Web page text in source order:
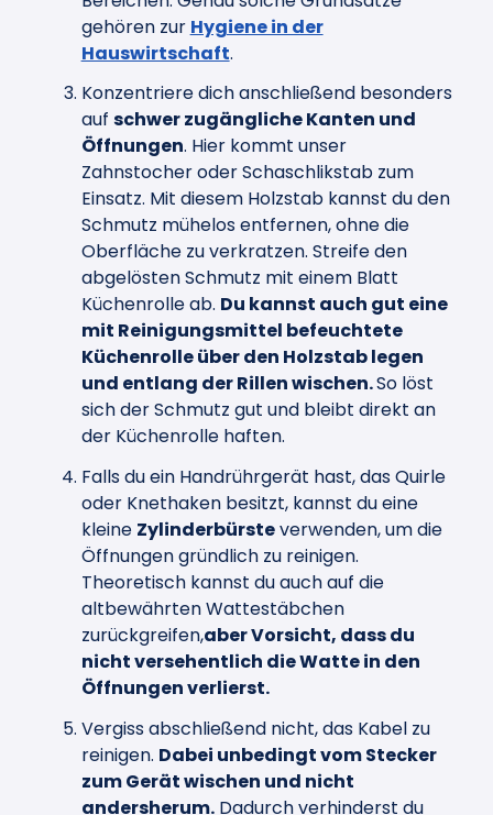
gehören zur Hygiene in der
Hauswirtschaft.
Konzentriere dich anschließend besonders
auf schwer zugängliche Kanten und
Öffnungen. Hier kommt unser
Zahnstocher oder Schaschlikstab zum
Einsatz. Mit diesem Holzstab kannst du den
Schmutz mühelos entfernen, ohne die
Oberfläche zu verkratzen. Streife den
abgelösten Schmutz mit einem Blatt
Küchenrolle ab. Du kannst auch gut eine
mit Reinigungsmittel befeuchtete
Küchenrolle über den Holzstab legen
und entlang der Rillen wischen.So löst
sich der Schmutz gut und bleibt direkt an
der Küchenrolle haften.
Falls du ein Handrührgerät hast, das Quirle
oder Knethaken besitzt, kannst du eine
kleine Zylinderbürsteverwenden, um die
Öffnungen gründlich zu reinigen.
Theoretisch kannst du auch auf die
altbewährten Wattestäbchen
zurückgreifen,aber Vorsicht, dass du
nicht versehentlich die Watte in den
Öffnungen verlierst.
Vergiss abschließend nicht, das Kabel zu
reinigen. Dabei unbedingt vom Stecker
zum Gerät wischen und nicht
andersherum.Dadurch verhinderst du